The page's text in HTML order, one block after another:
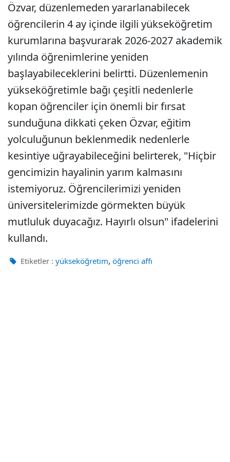
Özvar, düzenlemeden yararlanabilecek
öğrencilerin 4 ay içinde ilgili yükseköğretim
kurumlarına başvurarak 2026-2027 akademik
yılında öğrenimlerine yeniden
başlayabileceklerini belirtti. Düzenlemenin
yükseköğretimle bağı çeşitli nedenlerle
kopan öğrenciler için önemli bir fırsat
sunduğuna dikkati çeken Özvar, eğitim
yolculuğunun beklenmedik nedenlerle
kesintiye uğrayabileceğini belirterek, "Hiçbir
gencimizin hayalinin yarım kalmasını
istemiyoruz. Öğrencilerimizi yeniden
üniversitelerimizde görmekten büyük
mutluluk duyacağız. Hayırlı olsun" ifadelerini
kullandı.
Etiketler : yükseköğretim, öğrenci affı